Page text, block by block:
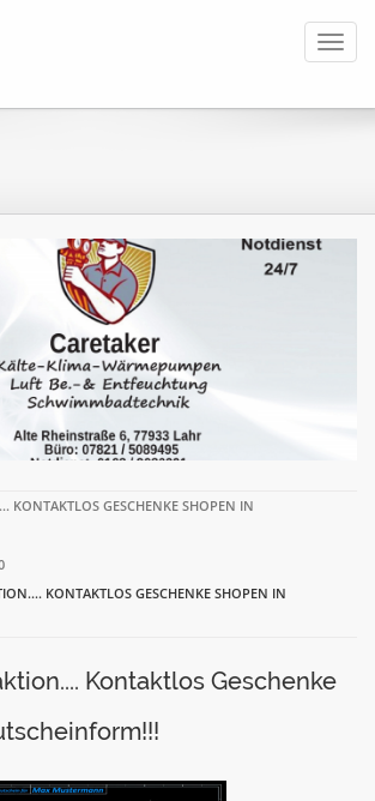
KONTAKTLOS GESCHENKE SHOPEN IN
KONTAKTLOS GESCHENKE SHOPEN IN
Kontaktlos Geschenke